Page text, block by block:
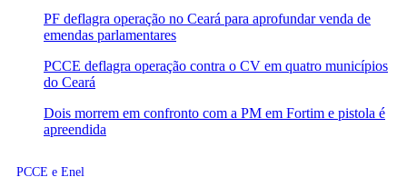
PF deflagra operação no Ceará para aprofundar venda de
emendas parlamentares
PCCE deflagra operação contra o CV em quatro municípios
do Ceará
Dois morrem em confronto com a PM em Fortim e pistola é
apreendida
PCCE e Enel